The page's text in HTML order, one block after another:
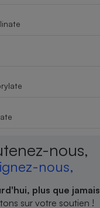
nous,
nous,
plus que jamais
sur votre soutien !